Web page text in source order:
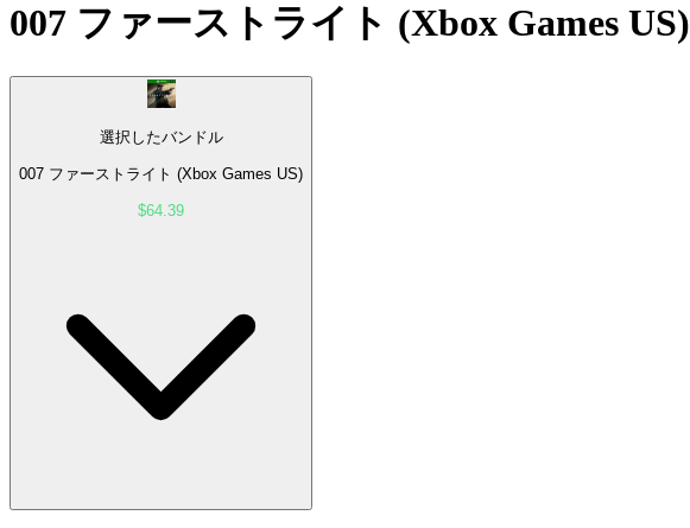
007 ファーストライト (Xbox Games US)
選択したバンドル
007 ファーストライト (Xbox Games US)
$64.39